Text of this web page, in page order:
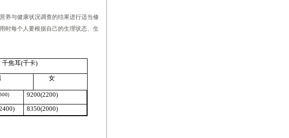
养与健康状况调查的结果进行适当修
时每个人要根据自己的生理状态、生
千焦耳(千卡)
女
9200(2200)
8350(2000)